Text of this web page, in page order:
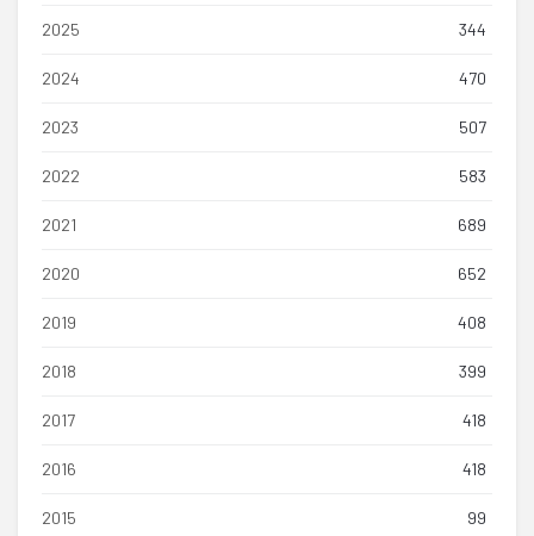
2025 344
2024 470
2023 507
2022 583
2021 689
2020 652
2019 408
2018 399
2017 418
2016 418
2015 99